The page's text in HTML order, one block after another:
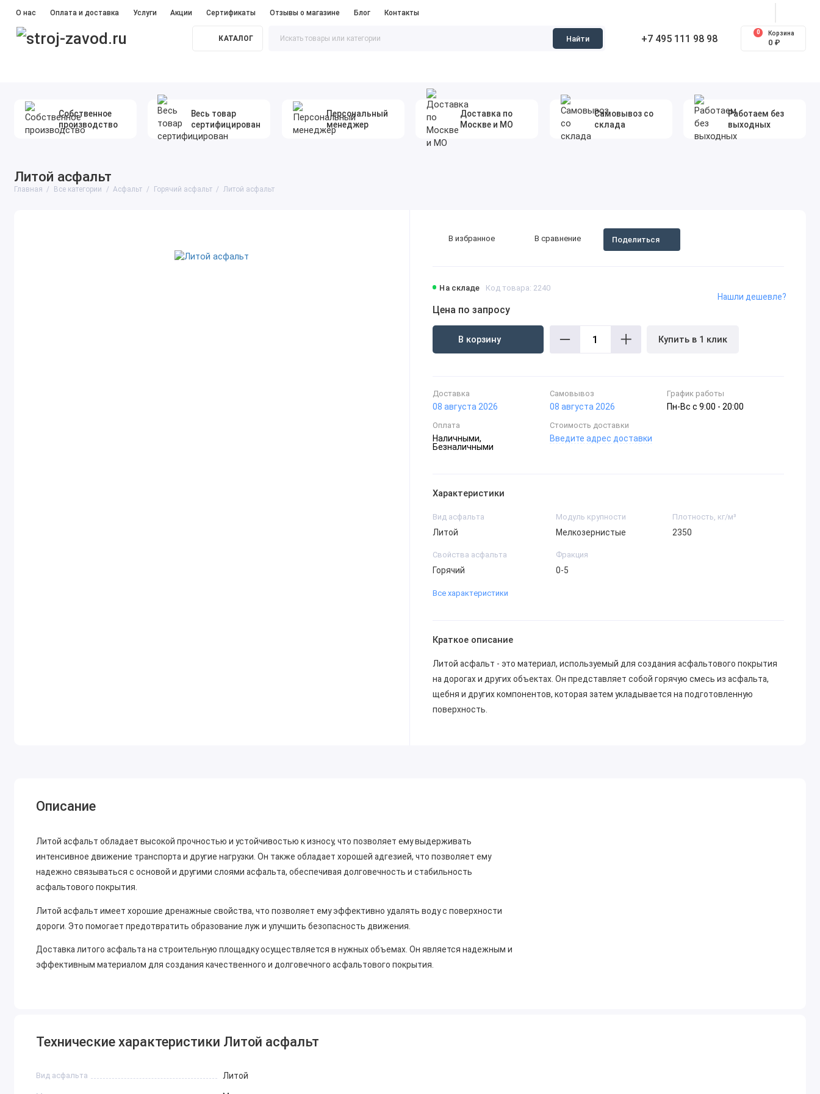
О нас Оплата и доставка Услуги Акции Сертификаты Отзывы о магазине Блог Контакты
КАТАЛОГ Найти +7 495 111 98 98 Корзина
0
0 ₽
Собственное
производство
Весь товар
сертифицирован
Персональный
менеджер
Доставка по
Москве и МО
Самовывоз со
склада
Работаем без
выходных
Литой асфальт
Главная Все категории Асфальт Горячий асфальт Литой асфальт
На складе Код товара: 2240
Цена по запросу
В корзину Купить в 1 клик
Нашли дешевле?
Доставка
08 августа 2026
Самовывоз
08 августа 2026
График работы
Пн-Вc с 9:00 - 20:00
Оплата
Наличными,
Безналичными
Стоимость доставки
Введите адрес доставки
В избранное В сравнение Поделиться
Характеристики
Вид асфальта
Литой
Модуль крупности
Мелкозернистые
Плотность, кг/м³
2350
Свойства асфальта
Горячий
Фракция
0-5
Все характеристики
Краткое описание
Литой асфальт - это материал, используемый для создания асфальтового покрытия
на дорогах и других объектах. Он представляет собой горячую смесь из асфальта,
щебня и других компонентов, которая затем укладывается на подготовленную
поверхность.
Описание
Литой асфальт обладает высокой прочностью и устойчивостью к износу, что позволяет ему выдерживать
интенсивное движение транспорта и другие нагрузки. Он также обладает хорошей адгезией, что позволяет ему
надежно связываться с основой и другими слоями асфальта, обеспечивая долговечность и стабильность
асфальтового покрытия.
Литой асфальт имеет хорошие дренажные свойства, что позволяет ему эффективно удалять воду с поверхности
дороги. Это помогает предотвратить образование луж и улучшить безопасность движения.
Доставка литого асфальта на строительную площадку осуществляется в нужных объемах. Он является надежным и
эффективным материалом для создания качественного и долговечного асфальтового покрытия.
Технические характеристики Литой асфальт
Вид асфальта Литой